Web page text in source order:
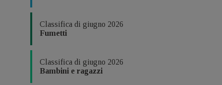
Classifica di giugno 2026
Fumetti
Classifica di giugno 2026
Bambini e ragazzi